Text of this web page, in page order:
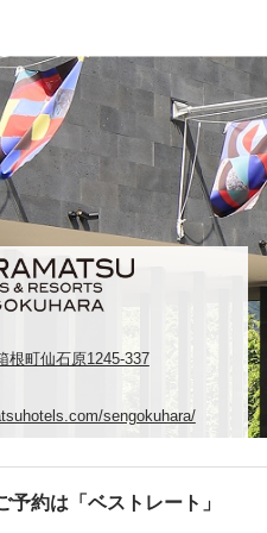
根町仙石原1245-337
sengokuhara/
予約は「ベストレート」